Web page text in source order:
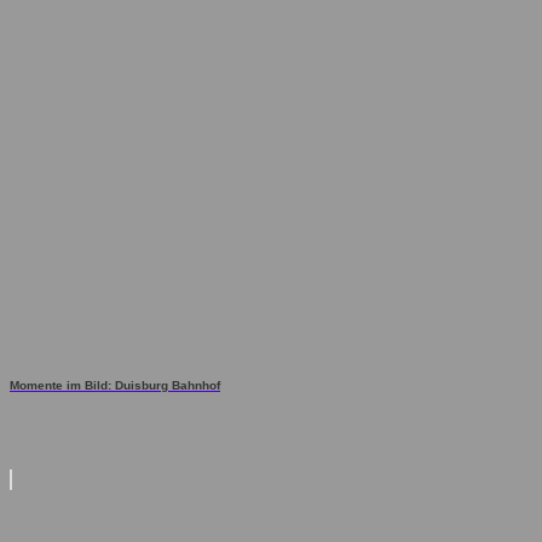
Momente im Bild: Duisburg Bahnhof